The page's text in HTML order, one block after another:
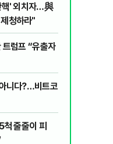
는 AI '혈관'
도 폭염에 전
은 러시아…韓
통령…6시간
개 총력전